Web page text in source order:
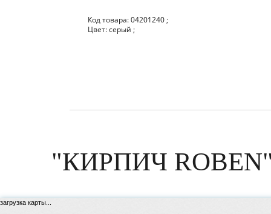
Код товара: 04201240 ;
Цвет: серый ;
"КИРПИЧ
загрузка карты...